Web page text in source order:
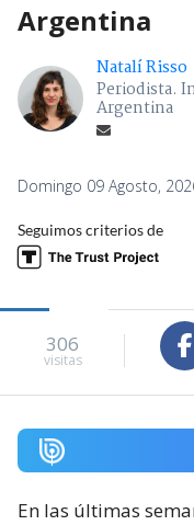
Argentina
Natalí Risso
Periodista.
Argentina
Domingo 09 Agosto,
Seguimos criterios de
306
visitas
En las últimas